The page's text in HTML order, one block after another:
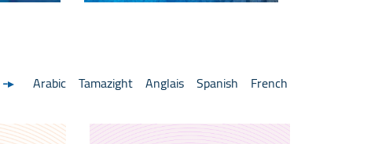
- Arabic Tamazight Anglais Spanish French